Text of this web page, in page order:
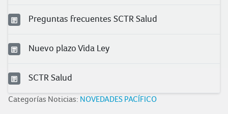
Preguntas frecuentes SCTR Salud
Nuevo plazo Vida Ley
SCTR Salud
Categorías Noticias: NOVEDADES PACÍFICO